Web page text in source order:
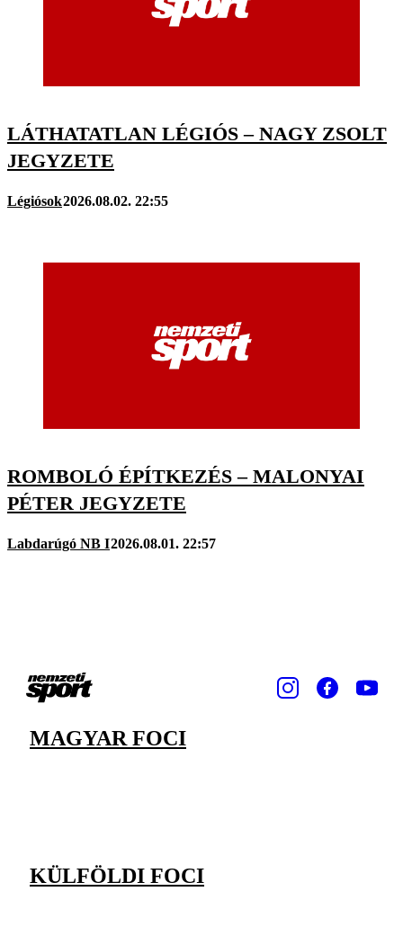
LÁTHATATLAN LÉGIÓS – NAGY ZSOLT
JEGYZETE
Légiósok2026.08.02. 22:55
ROMBOLÓ ÉPÍTKEZÉS – MALONYAI
PÉTER JEGYZETE
Labdarúgó NB I2026.08.01. 22:57
MAGYAR FOCI
KÜLFÖLDI FOCI